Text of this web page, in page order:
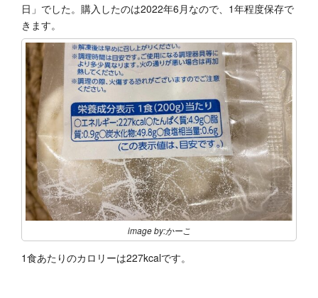
日」でした。購入したのは2022年6月なので、1年程度保存で
きます。
image by:かーこ
1食あたりのカロリーは227kcalです。